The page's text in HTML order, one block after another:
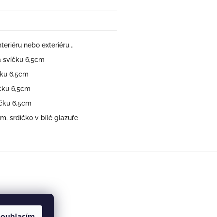
nebo exteriéru...
svíčku 6,5cm
6,5cm
6,5cm
6,5cm
srdíčko v bílé glazuře